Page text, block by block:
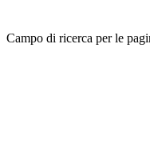
Campo di ricerca per le